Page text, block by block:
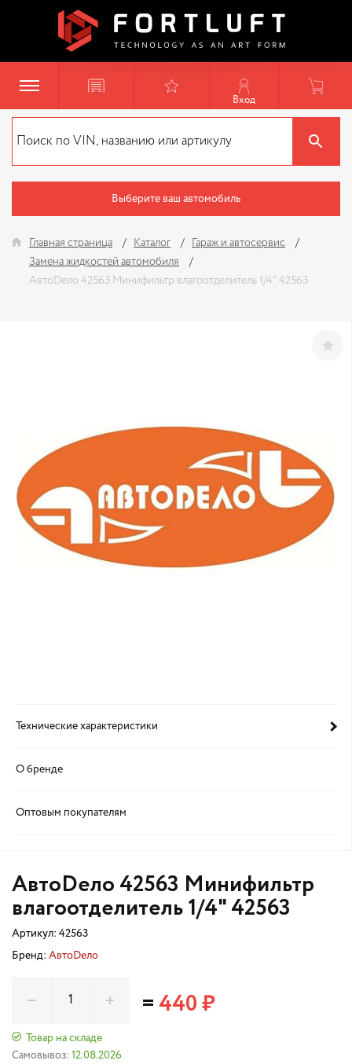
Вход
Выберите ваш автомобиль
Главная страница Каталог
Гараж и автосервис
Замена жидкостей автомобиля
АвтоDело 42563 Минифильтр влагоотделитель 1/4" 42563
Технические характеристики
О бренде
Оптовым покупателям
АвтоDело 42563 Минифильтр
влагоотделитель 1/4" 42563
Артикул: 42563
Бренд: АвтоDело
Товар на складе
Самовывоз: 12.08.2026
=440 ₽